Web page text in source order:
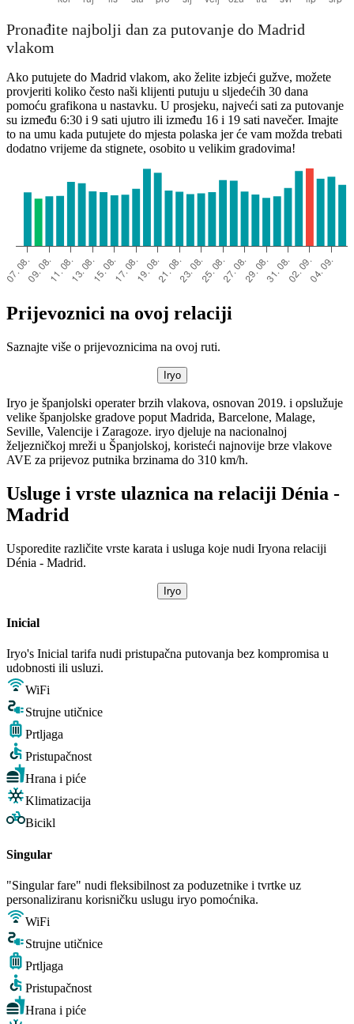
Pronađite najbolji dan za putovanje do Madrid
vlakom
Ako putujete do Madrid vlakom, ako želite izbjeći gužve, možete
provjeriti koliko često naši klijenti putuju u sljedećih 30 dana
pomoću grafikona u nastavku. U prosjeku, najveći sati za putovanje
su između 6:30 i 9 sati ujutro ili između 16 i 19 sati navečer. Imajte
to na umu kada putujete do mjesta polaska jer će vam možda trebati
dodatno vrijeme da stignete, osobito u velikim gradovima!
Prijevoznici na ovoj relaciji
Saznajte više o prijevoznicima na ovoj ruti.
Iryo
Iryo je španjolski operater brzih vlakova, osnovan 2019. i opslužuje
velike španjolske gradove poput Madrida, Barcelone, Malage,
Seville, Valencije i Zaragoze. iryo djeluje na nacionalnoj
željezničkoj mreži u Španjolskoj, koristeći najnovije brze vlakove
AVE za prijevoz putnika brzinama do 310 km/h.
Usluge i vrste ulaznica na relaciji Dénia -
Madrid
Usporedite različite vrste karata i usluga koje nudi Iryona relaciji
Dénia - Madrid.
Iryo
Inicial
Iryo's Inicial tarifa nudi pristupačna putovanja bez kompromisa u
udobnosti ili usluzi.
WiFi
Strujne utičnice
Prtljaga
Pristupačnost
Hrana i piće
Klimatizacija
Bicikl
Singular
"Singular fare" nudi fleksibilnost za poduzetnike i tvrtke uz
personaliziranu korisničku uslugu iryo pomoćnika.
WiFi
Strujne utičnice
Prtljaga
Pristupačnost
Hrana i piće